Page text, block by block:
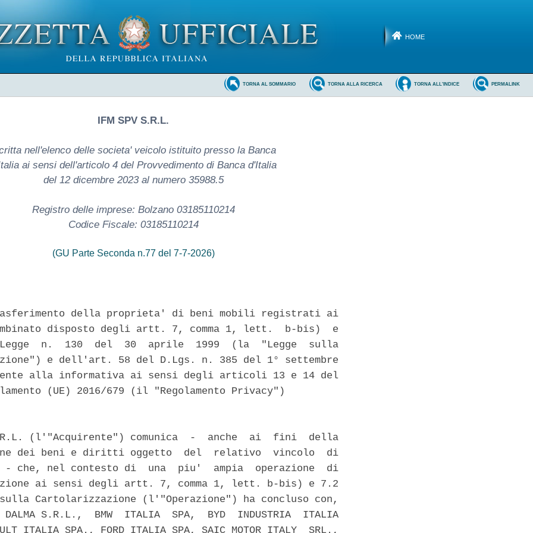
HOME
PERMALINK
TORNA ALL'INDICE
TORNA ALLA RICERCA
TORNA AL SOMMARIO
IFM SPV S.R.L.
nell'elenco delle societa' veicolo istituito presso la Banca
ai sensi dell'articolo 4 del Provvedimento di Banca d'Italia
del 12 dicembre 2023 al numero 35988.5
Registro delle imprese: Bolzano 03185110214
Codice Fiscale: 03185110214
(GU Parte Seconda n.77 del 7-7-2026)